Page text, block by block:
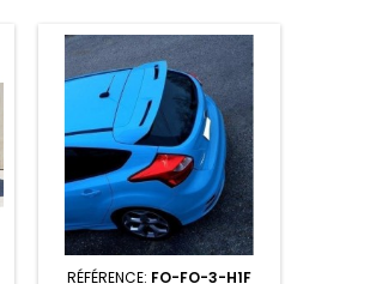
RÉFÉRENCE: FO-FO-3-H1F